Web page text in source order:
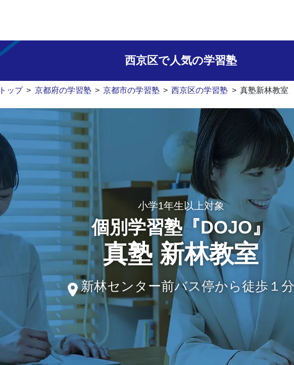
西京区で人気の学習塾
ップ > 京都府の学習塾 > 京都市の学習塾 > 西京区の学習塾 > 真塾新林教室
小学1年生以上対象
個別学習塾『DOJO』
真塾 新林教室
新林センター前バス停から徒歩１分